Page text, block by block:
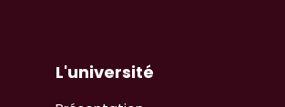
L'université